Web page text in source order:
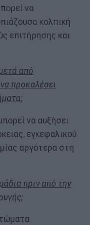
να
κολπική
επιτήρησης και
από
προκαλέσει
να αυξήσει
εγκεφαλικού
αργότερα στη
πριν από την